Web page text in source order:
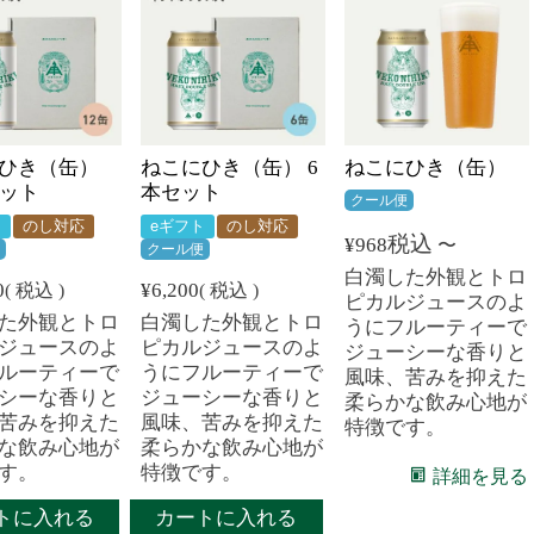
き（缶）
ト
のし対応
税込
外観とトロ
ュースのよ
ーティーで
ーな香りと
みを抑えた
飲み心地が
。
に入れる
ねこにひき（缶） 6
本セット
eギフト のし対応
クール便
¥6,200 税込
白濁した外観とトロ
ピカルジュースのよ
うにフルーティーで
ジューシーな香りと
風味、苦みを抑えた
柔らかな飲み心地が
特徴です。
カートに入れる
ねこにひき（缶）
クール便
¥968税込 〜
白濁した外観とトロ
ピカルジュースのよ
うにフルーティーで
ジューシーな香りと
風味、苦みを抑えた
柔らかな飲み心地が
特徴です。
詳細を見る